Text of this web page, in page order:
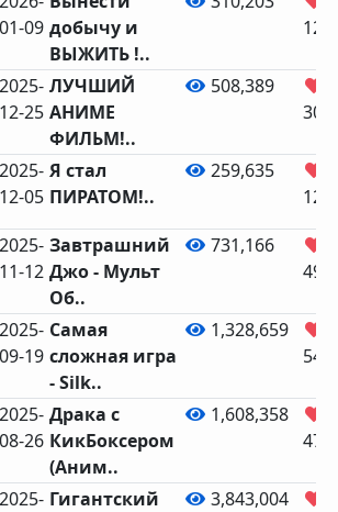
01-09 добычу и
ВЫЖИТЬ !..
2025-
12-25
ЛУЧШИЙ
АНИМЕ
ФИЛЬМ!..
508,389
2025-
12-05
Я стал
ПИРАТОМ!..
259,635
2025-
11-12
Завтрашний
Джо - Мульт
Об..
731,166
2025-
09-19
Самая
сложная игра
- Silk..
1,328,659
2025-
08-26
Драка с
КикБоксером
(Аним..
1,608,358
2025- Гигантский
3,843,004